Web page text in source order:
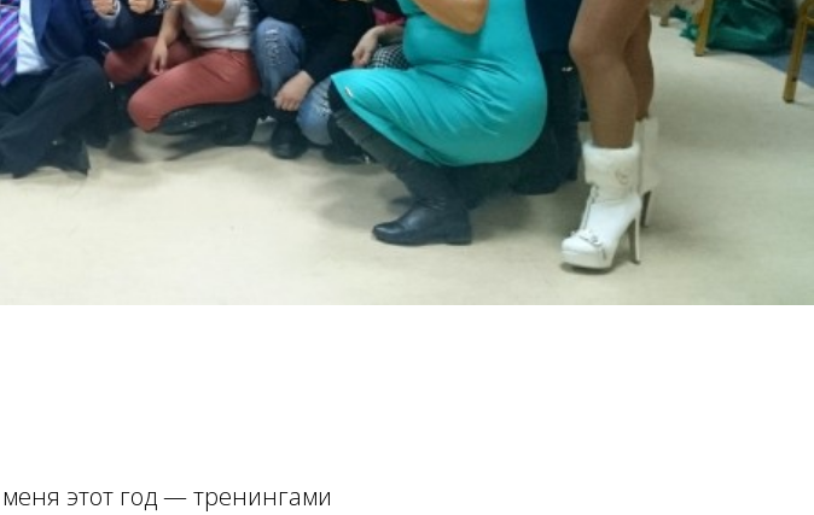
этот год — тренингами